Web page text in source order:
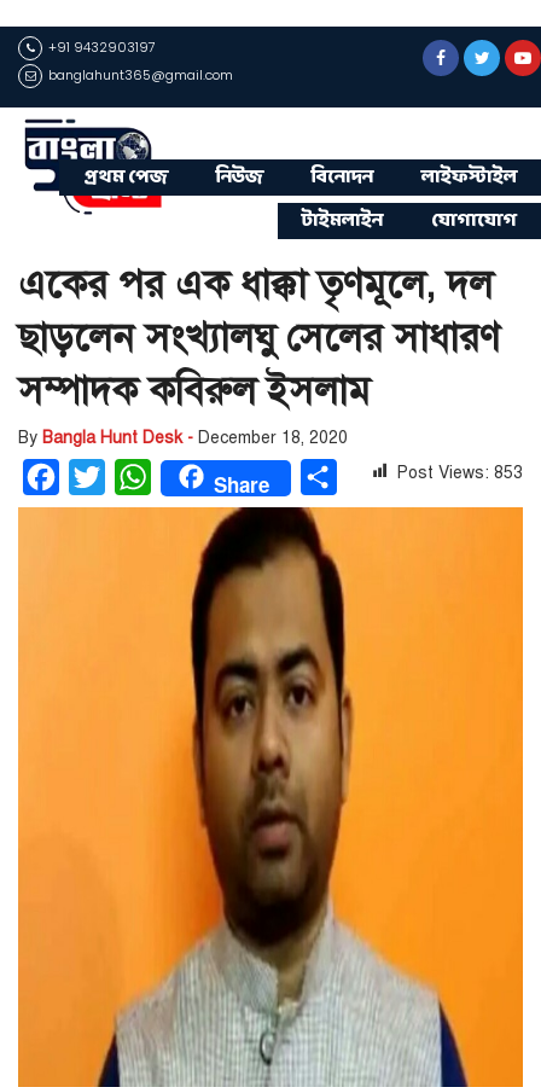
+91 9432903197
banglahunt365@gmail.com
প্রথম পেজ নিউজ বিনোদন
লাইফস্টাইল
টাইমলাইন
যোগাযোগ
একের পর এক ধাক্কা তৃণমূলে, দল
ছাড়লেন সংখ্যালঘু সেলের সাধারণ
সম্পাদক কবিরুল ইসলাম
By Bangla Hunt Desk - December 18, 2020
Facebook
Twitter WhatsAppShare Share Post Views: 853